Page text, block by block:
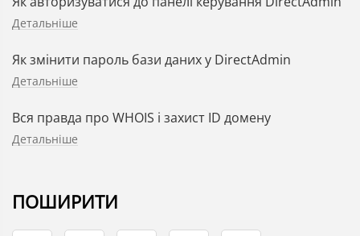
Детальніше
Як змінити пароль бази даних у DirectAdmin
Детальніше
Вся правда про WHOIS і захист ID домену
Детальніше
ПОШИРИТИ